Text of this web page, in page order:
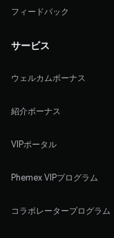
フィードバック
サービス
ウェルカムボーナス
紹介ボーナス
VIPポータル
Phemex VIPプログラム
コラボレータープログラム